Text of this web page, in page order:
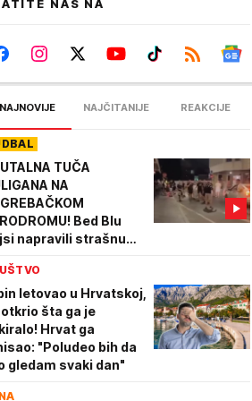
NAS NA
NAJNOVIJE NAJČITANIJE REAKCIJE
TUČA
NA
Bed Blu
napravili strašnu
(VIDEO)
letovao u Hrvatskoj,
otkrio šta ga je
Hrvat ga
"Poludeo bih da
gledam svaki dan"